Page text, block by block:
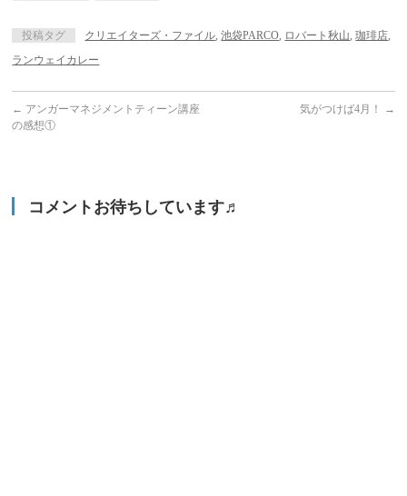
投稿タグ クリエイターズ・ファイル,池袋PARCO, ロバート秋山,珈琲店,
ランウェイカレー
← アンガーマネジメントティーン講座
の感想①
気がつけば4月！ →
コメントお待ちしています♬